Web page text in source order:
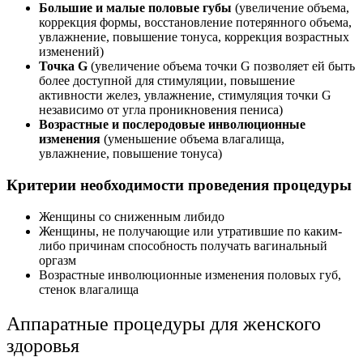
Большие и малые половые губы (увеличение объема,
коррекция формы, восстановление потерянного объема,
увлажнение, повышение тонуса, коррекция возрастных
изменений)
Точка G (увеличение объема точки G позволяет ей быть
более доступной для стимуляции, повышение
активности желез, увлажнение, стимуляция точки G
независимо от угла проникновения пениса)
Возрастные и послеродовые инволюционные
изменения (уменьшение объема влагалища,
увлажнение, повышение тонуса)
Критерии необходимости проведения процедуры
Женщины со сниженным либидо
Женщины, не получающие или утратившие по каким-
либо причинам способность получать вагинальный
оргазм
Возрастные инволюционные изменения половых губ,
стенок влагалища
Аппаратные процедуры для женского
здоровья